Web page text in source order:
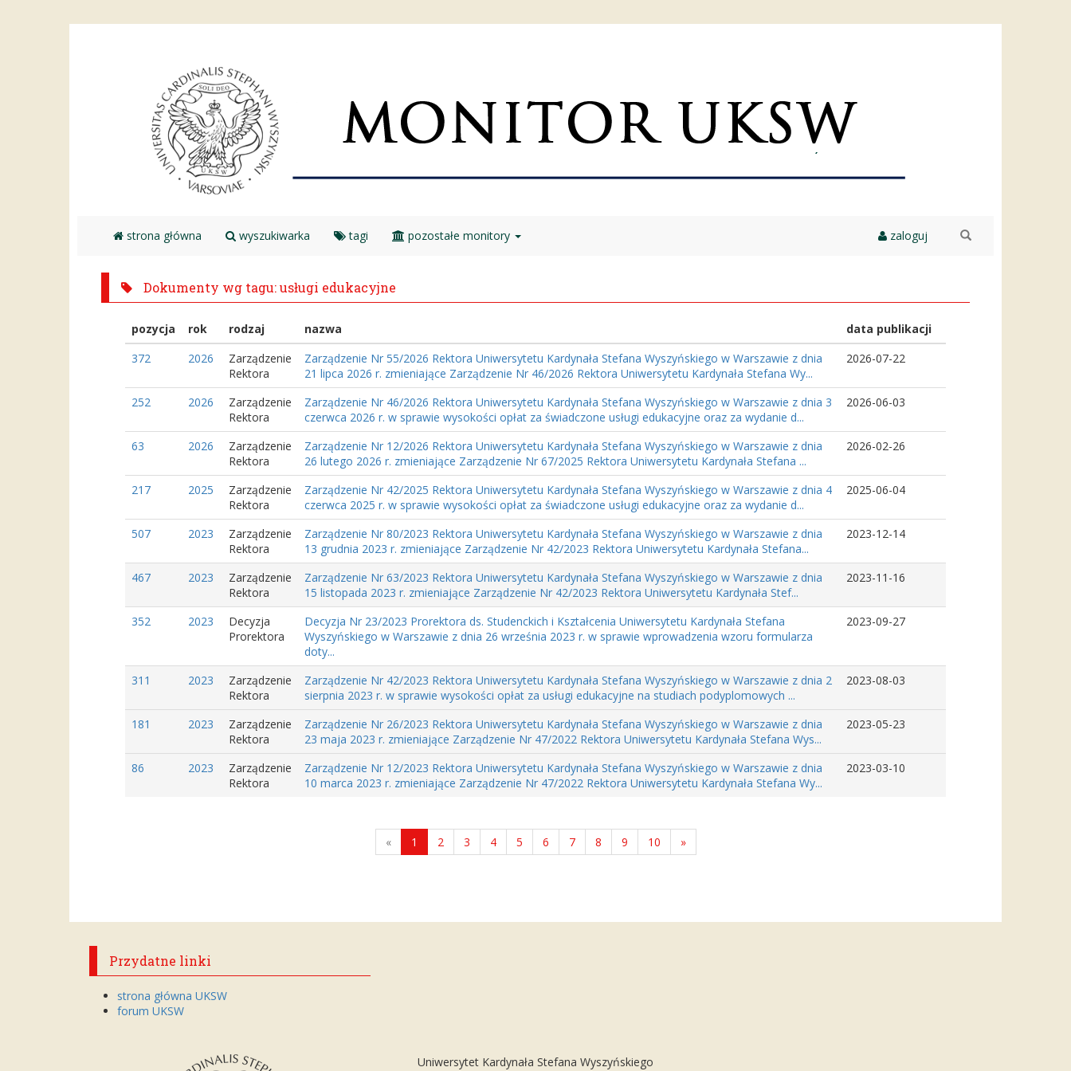
strona główna wyszukiwarka tagi pozostałe monitory zaloguj
Dokumenty wg tagu: usługi edukacyjne
pozycja rok rodzaj nazwa
data publikacji
372
2026
Zarządzenie
Rektora
Zarządzenie Nr 55/2026 Rektora Uniwersytetu Kardynała Stefana Wyszyńskiego w Warszawie z dnia
21 lipca 2026 r. zmieniające Zarządzenie Nr 46/2026 Rektora Uniwersytetu Kardynała Stefana Wy...
2026-07-22
252 2026
Zarządzenie
Rektora
Zarządzenie Nr 46/2026 Rektora Uniwersytetu Kardynała Stefana Wyszyńskiego w Warszawie z dnia 3
czerwca 2026 r. w sprawie wysokości opłat za świadczone usługi edukacyjne oraz za wydanie d...
2026-06-03
63 2026
Zarządzenie
Rektora
Zarządzenie Nr 12/2026 Rektora Uniwersytetu Kardynała Stefana Wyszyńskiego w Warszawie z dnia
26 lutego 2026 r. zmieniające Zarządzenie Nr 67/2025 Rektora Uniwersytetu Kardynała Stefana ...
2026-02-26
217 2025
Zarządzenie
Rektora
Zarządzenie Nr 42/2025 Rektora Uniwersytetu Kardynała Stefana Wyszyńskiego w Warszawie z dnia 4
czerwca 2025 r. w sprawie wysokości opłat za świadczone usługi edukacyjne oraz za wydanie d...
2025-06-04
507 2023
Zarządzenie
Rektora
Zarządzenie Nr 80/2023 Rektora Uniwersytetu Kardynała Stefana Wyszyńskiego w Warszawie z dnia
13 grudnia 2023 r. zmieniające Zarządzenie Nr 42/2023 Rektora Uniwersytetu Kardynała Stefana...
2023-12-14
467 2023
Zarządzenie
Rektora
Zarządzenie Nr 63/2023 Rektora Uniwersytetu Kardynała Stefana Wyszyńskiego w Warszawie z dnia
15 listopada 2023 r. zmieniające Zarządzenie Nr 42/2023 Rektora Uniwersytetu Kardynała Stef...
2023-11-16
352 2023
Decyzja
Prorektora
Decyzja Nr 23/2023 Prorektora ds. Studenckich i Kształcenia Uniwersytetu Kardynała Stefana
Wyszyńskiego w Warszawie z dnia 26 września 2023 r. w sprawie wprowadzenia wzoru formularza
doty...
2023-09-27
311 2023
Zarządzenie
Rektora
Zarządzenie Nr 42/2023 Rektora Uniwersytetu Kardynała Stefana Wyszyńskiego w Warszawie z dnia 2
sierpnia 2023 r. w sprawie wysokości opłat za usługi edukacyjne na studiach podyplomowych ...
2023-08-03
181 2023
Zarządzenie
Rektora
Zarządzenie Nr 26/2023 Rektora Uniwersytetu Kardynała Stefana Wyszyńskiego w Warszawie z dnia
23 maja 2023 r. zmieniające Zarządzenie Nr 47/2022 Rektora Uniwersytetu Kardynała Stefana Wys...
2023-05-23
86 2023
Zarządzenie
Rektora
Zarządzenie Nr 12/2023 Rektora Uniwersytetu Kardynała Stefana Wyszyńskiego w Warszawie z dnia
10 marca 2023 r. zmieniające Zarządzenie Nr 47/2022 Rektora Uniwersytetu Kardynała Stefana Wy...
2023-03-10
« 1 2 3 4 5 6 7 8 9 10 »
Przydatne linki
strona główna UKSW
forum UKSW
Uniwersytet Kardynała Stefana Wyszyńskiego